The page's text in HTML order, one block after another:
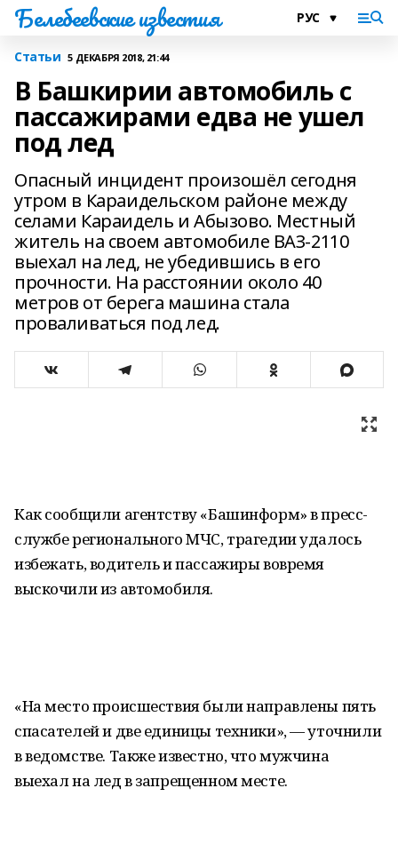
Белебеевские известия
Статьи 5 ДЕКАБРЯ 2018, 21:44
В Башкирии автомобиль с
пассажирами едва не ушел
под лед
Опасный инцидент произошёл сегодня
утром в Караидельском районе между
селами Караидель и Абызово. Местный
житель на своем автомобиле ВАЗ-2110
выехал на лед, не убедившись в его
прочности. На расстоянии около 40
метров от берега машина стала
проваливаться под лед.
Как сообщили агентству «Башинформ» в пресс-
службе регионального МЧС, трагедии удалось
избежать, водитель и пассажиры вовремя
выскочили из автомобиля.
«На место происшествия были направлены пять
спасателей и две единицы техники», — уточнили
в ведомстве. Также известно, что мужчина
выехал на лед в запрещенном месте.